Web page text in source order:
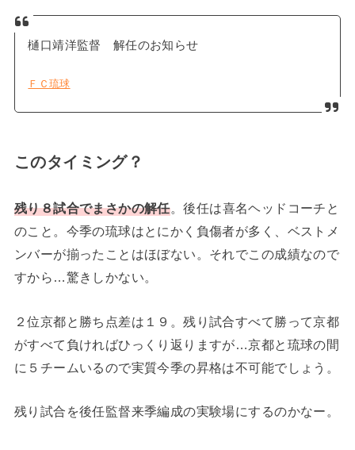
樋口靖洋監督 解任のお知らせ
ＦＣ琉球
このタイミング？
残り８試合でまさかの解任。後任は喜名ヘッドコーチと
のこと。今季の琉球はとにかく負傷者が多く、ベストメ
ンバーが揃ったことはほぼない。それでこの成績なので
すから…驚きしかない。
２位京都と勝ち点差は１９。残り試合すべて勝って京都
がすべて負ければひっくり返りますが…京都と琉球の間
に５チームいるので実質今季の昇格は不可能でしょう。
残り試合を後任監督来季編成の実験場にするのかなー。